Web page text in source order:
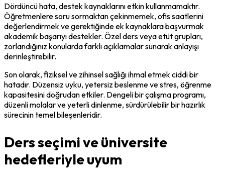
Dördüncü hata, destek kaynaklarını etkin kullanmamaktır.
Öğretmenlere soru sormaktan çekinmemek, ofis saatlerini
değerlendirmek ve gerektiğinde ek kaynaklara başvurmak
akademik başarıyı destekler. Özel ders veya etüt grupları,
zorlandığınız konularda farklı açıklamalar sunarak anlayışı
derinleştirebilir.
Son olarak, fiziksel ve zihinsel sağlığı ihmal etmek ciddi bir
hatadır. Düzensiz uyku, yetersiz beslenme ve stres, öğrenme
kapasitesini doğrudan etkiler. Dengeli bir çalışma programı,
düzenli molalar ve yeterli dinlenme, sürdürülebilir bir hazırlık
sürecinin temel bileşenleridir.
Ders seçimi ve üniversite
hedefleriyle uyum